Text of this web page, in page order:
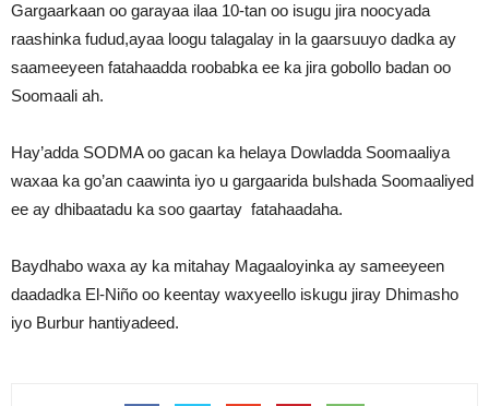
Gargaarkaan oo garayaa ilaa 10-tan oo isugu jira noocyada
raashinka fudud,ayaa loogu talagalay in la gaarsuuyo dadka ay
saameeyeen fatahaadda roobabka ee ka jira gobollo badan oo
Soomaali ah.
Hay’adda SODMA oo gacan ka helaya Dowladda Soomaaliya
waxaa ka go’an caawinta iyo u gargaarida bulshada Soomaaliyed
ee ay dhibaatadu ka soo gaartay fatahaadaha.
Baydhabo waxa ay ka mitahay Magaaloyinka ay sameeyeen
daadadka El-Niño oo keentay waxyeello iskugu jiray Dhimasho
iyo Burbur hantiyadeed.